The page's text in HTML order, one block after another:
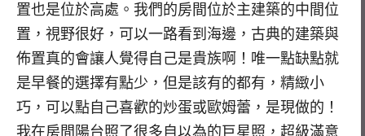
置也是位於高處。我們的房間位於主建築的中間位
置，視野很好，可以一路看到海邊，古典的建築與
佈置真的會讓人覺得自己是貴族啊！唯一點缺點就
是早餐的選擇有點少，但是該有的都有，精緻小
巧，可以點自己喜歡的炒蛋或歐姆蕾，是現做的！
我在房間陽台照了很多自以為的巨星照，超級滿意